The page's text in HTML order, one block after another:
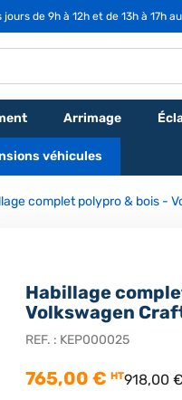
de 9h à 12h et de 13h à 17h au
Arrimage
véhicules
complet polypro & bois -
Habillage
Volkswagen
REF. : KEP000025
765,00 € HT918,00 €